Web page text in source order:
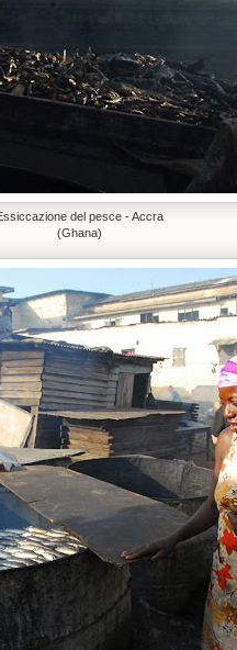
del pesce - Accra
(Ghana)